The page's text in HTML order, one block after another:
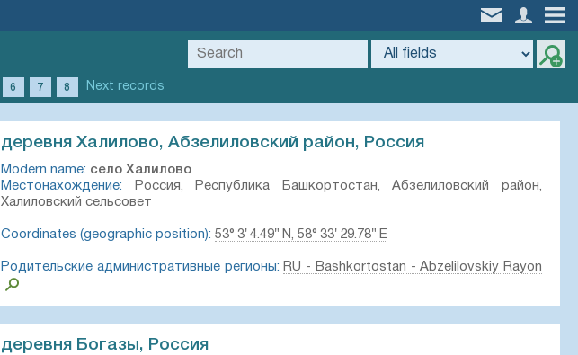
6 7 8 Next records
деревня Халилово, Абзелиловский район, Россия
Modern name: село Халилово
Местонахождение: Россия, Республика Башкортостан, Абзелиловский район,
Халиловский сельсовет
Coordinates (geographic position): 53° 3′ 4.49″ N, 58° 33′ 29.78″ E
Родительские административные регионы: RU - Bashkortostan - Abzelilovskiy Rayon
деревня Богазы, Россия